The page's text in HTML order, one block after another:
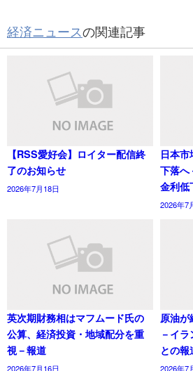
経済ニュースの関連記事
【RSS愛好会】ロイター配信終
了のお知らせ
2026年7月18日
日本
下落へ
金利低
2026年7
英次期財務相はマフムード氏の
公算、経済投資・地域配分を重
視－報道
2026年7月16日
原油が
－イ
との報
2026年7